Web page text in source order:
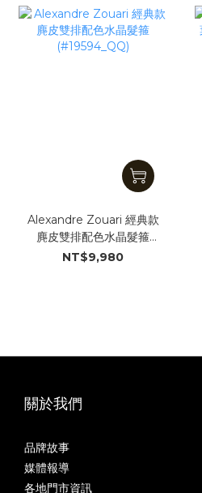
Alexandre Zouari 經典款
麂皮雙排配色水晶髮箍
(#19594_QQ)
NT$9,980
關於我們
品牌故事
媒體報導
各地門市資訊